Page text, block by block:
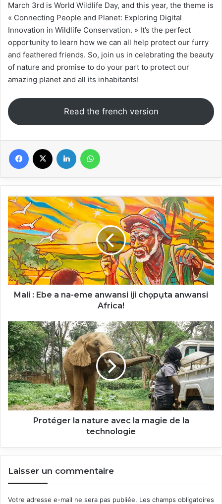
March 3rd is World Wildlife Day, and this year, the theme is
« Connecting People and Planet: Exploring Digital
Innovation in Wildlife Conservation. » It’s the perfect
opportunity to learn how we can all help protect our furry
and feathered friends. So, join us in celebrating the beauty
of nature and promise to do your part to protect our
amazing planet and all its inhabitants!
Read the french version
Facebook Linkedin
Mali
Ebe
a
na-
eme
anwansi
iji
chọpụta
anwansi
Mali : Ebe a na-eme anwansi iji chọpụta anwansi
Africa!
Protéger
la
nature
avec
la
magie
de
la
technologie
Protéger la nature avec la magie de la
technologie
Laisser un commentaire
Votre adresse e-mail ne sera pas publiée. Les champs obligatoires